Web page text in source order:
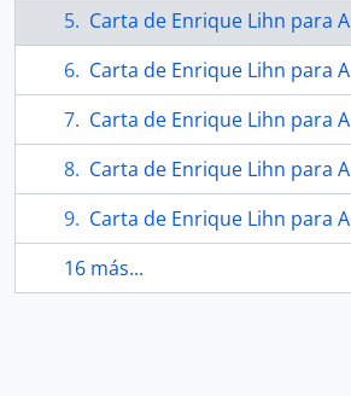
Carta de Enrique Lihn para Andrea Lihn
Carta de Enrique Lihn para Andrea Lihn
Carta de Enrique Lihn para Andrea Lihn
Carta de Enrique Lihn para Andrea Lihn
Carta de Enrique Lihn para Andrea Lihn
16 más...